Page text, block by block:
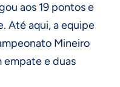
aos 19 pontos e
Até aqui, a equipe
Mineiro
empate e duas